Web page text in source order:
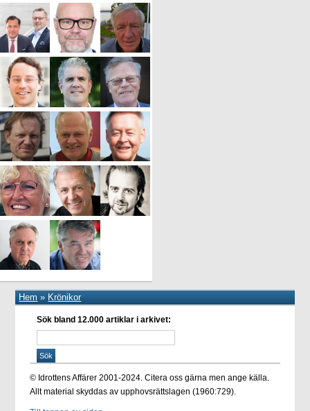
Hem » Krönikor
Sök bland 12.000 artiklar i arkivet:
© Idrottens Affärer 2001-2024. Citera oss gärna men ange källa.
Allt material skyddas av upphovsrättslagen (1960:729).